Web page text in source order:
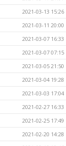
2021-03-13 15:26
2021-03-11 20:00
2021-03-07 16:33
2021-03-07 07:15
2021-03-05 21:50
2021-03-04 19:28
2021-03-03 17:04
2021-02-27 16:33
2021-02-25 17:49
2021-02-20 14:28